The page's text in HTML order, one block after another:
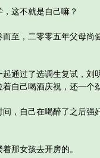
这不就是自己嘛？
，二零零五年父母尚
过了选调生复试，刘
自己喝酒庆祝，还一个
自己在喝醉了之后强
那女孩去开房的。